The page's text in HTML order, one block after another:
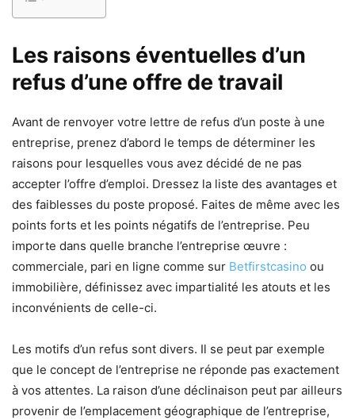
Les raisons éventuelles d’un
refus d’une offre de travail
Avant de renvoyer votre lettre de refus d’un poste à une
entreprise, prenez d’abord le temps de déterminer les
raisons pour lesquelles vous avez décidé de ne pas
accepter l’offre d’emploi. Dressez la liste des avantages et
des faiblesses du poste proposé. Faites de même avec les
points forts et les points négatifs de l’entreprise. Peu
importe dans quelle branche l’entreprise œuvre :
commerciale, pari en ligne comme sur Betfirstcasino ou
immobilière, définissez avec impartialité les atouts et les
inconvénients de celle-ci.
Les motifs d’un refus sont divers. Il se peut par exemple
que le concept de l’entreprise ne réponde pas exactement
à vos attentes. La raison d’une déclinaison peut par ailleurs
provenir de l’emplacement géographique de l’entreprise,